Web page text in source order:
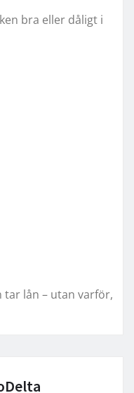
bra eller dåligt i
tar lån – utan varför,